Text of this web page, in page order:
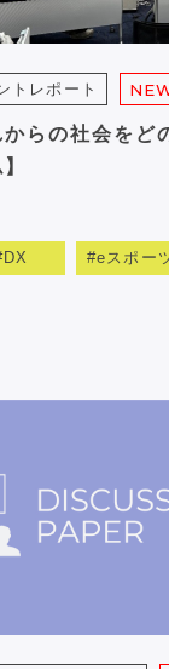
トレポート
らの社会をど
DX eスポー